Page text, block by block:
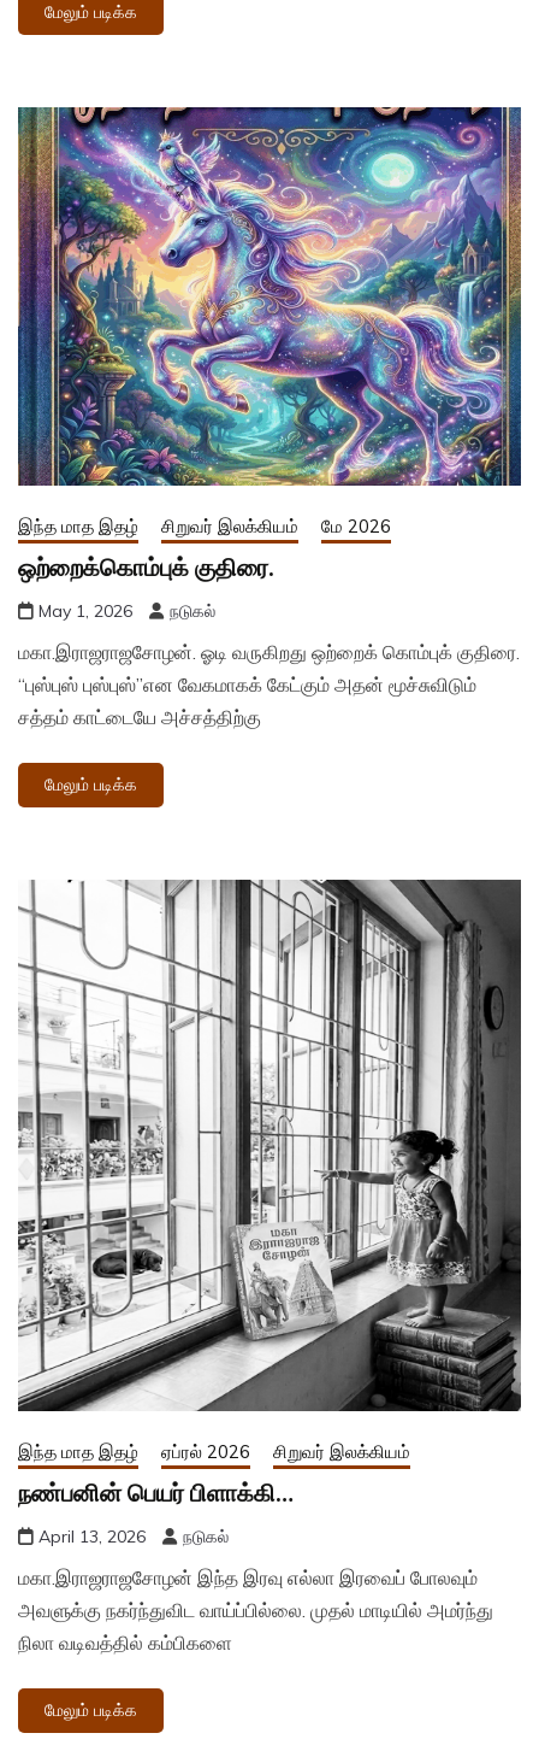
மேலும் படிக்க
இந்த மாத இதழ் சிறுவர் இலக்கியம் மே 2026
ஒற்றைக்கொம்புக் குதிரை.
May 1, 2026 நடுகல்
மகா.இராஜராஜசோழன். ஓடி வருகிறது ஒற்றைக் கொம்புக் குதிரை.
“புஸ்புஸ் புஸ்புஸ்”என வேகமாகக் கேட்கும் அதன் மூச்சுவிடும்
சத்தம் காட்டையே அச்சத்திற்கு
மேலும் படிக்க
இந்த மாத இதழ் ஏப்ரல் 2026 சிறுவர் இலக்கியம்
நண்பனின் பெயர் பிளாக்கி…
April 13, 2026 நடுகல்
மகா.இராஜராஜசோழன் இந்த இரவு எல்லா இரவைப் போலவும்
அவளுக்கு நகர்ந்துவிட வாய்ப்பில்லை. முதல் மாடியில் அமர்ந்து
நிலா வடிவத்தில் கம்பிகளை
மேலும் படிக்க